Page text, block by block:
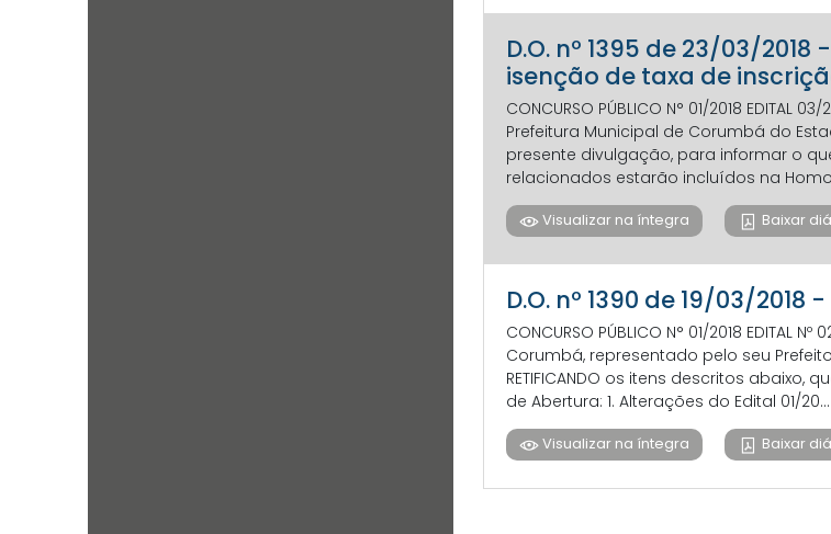
D.O. nº 1395 de 23/03/
isenção de taxa de
CONCURSO PÚBLICO N° 01/2018 EDITAL 03/
Prefeitura Municipal de Corumbá do
presente divulgação, para informar o que
relacionados estarão incluídos na
Visualizar na íntegra Baixar
D.O. nº 1390 de 19/03/2018 -
CONCURSO PÚBLICO N° 01/2018 EDITAL
Corumbá, representado pelo seu
RETIFICANDO os itens descritos
de Abertura: 1. Alterações do Edital 01/20...
Visualizar na íntegra Baixar